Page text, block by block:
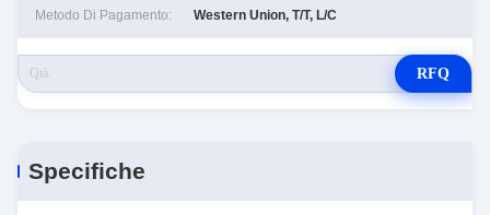
Metodo Di Pagamento: Western Union, T/T, L/C
RFQ
Specifiche